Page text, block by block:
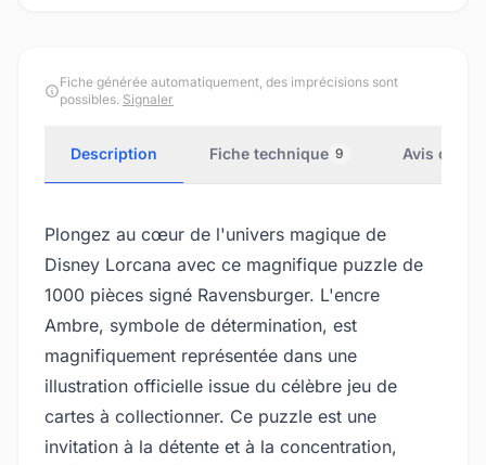
Fiche générée automatiquement, des imprécisions sont
possibles. Signaler
Description Fiche technique 9 Avis
Plongez au cœur de l'univers magique de
Disney Lorcana avec ce magnifique puzzle de
1000 pièces signé Ravensburger. L'encre
Ambre, symbole de détermination, est
magnifiquement représentée dans une
illustration officielle issue du célèbre jeu de
cartes à collectionner. Ce puzzle est une
invitation à la détente et à la concentration,